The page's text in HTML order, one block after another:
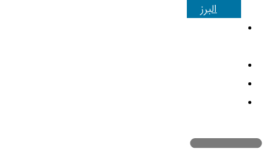
البرز